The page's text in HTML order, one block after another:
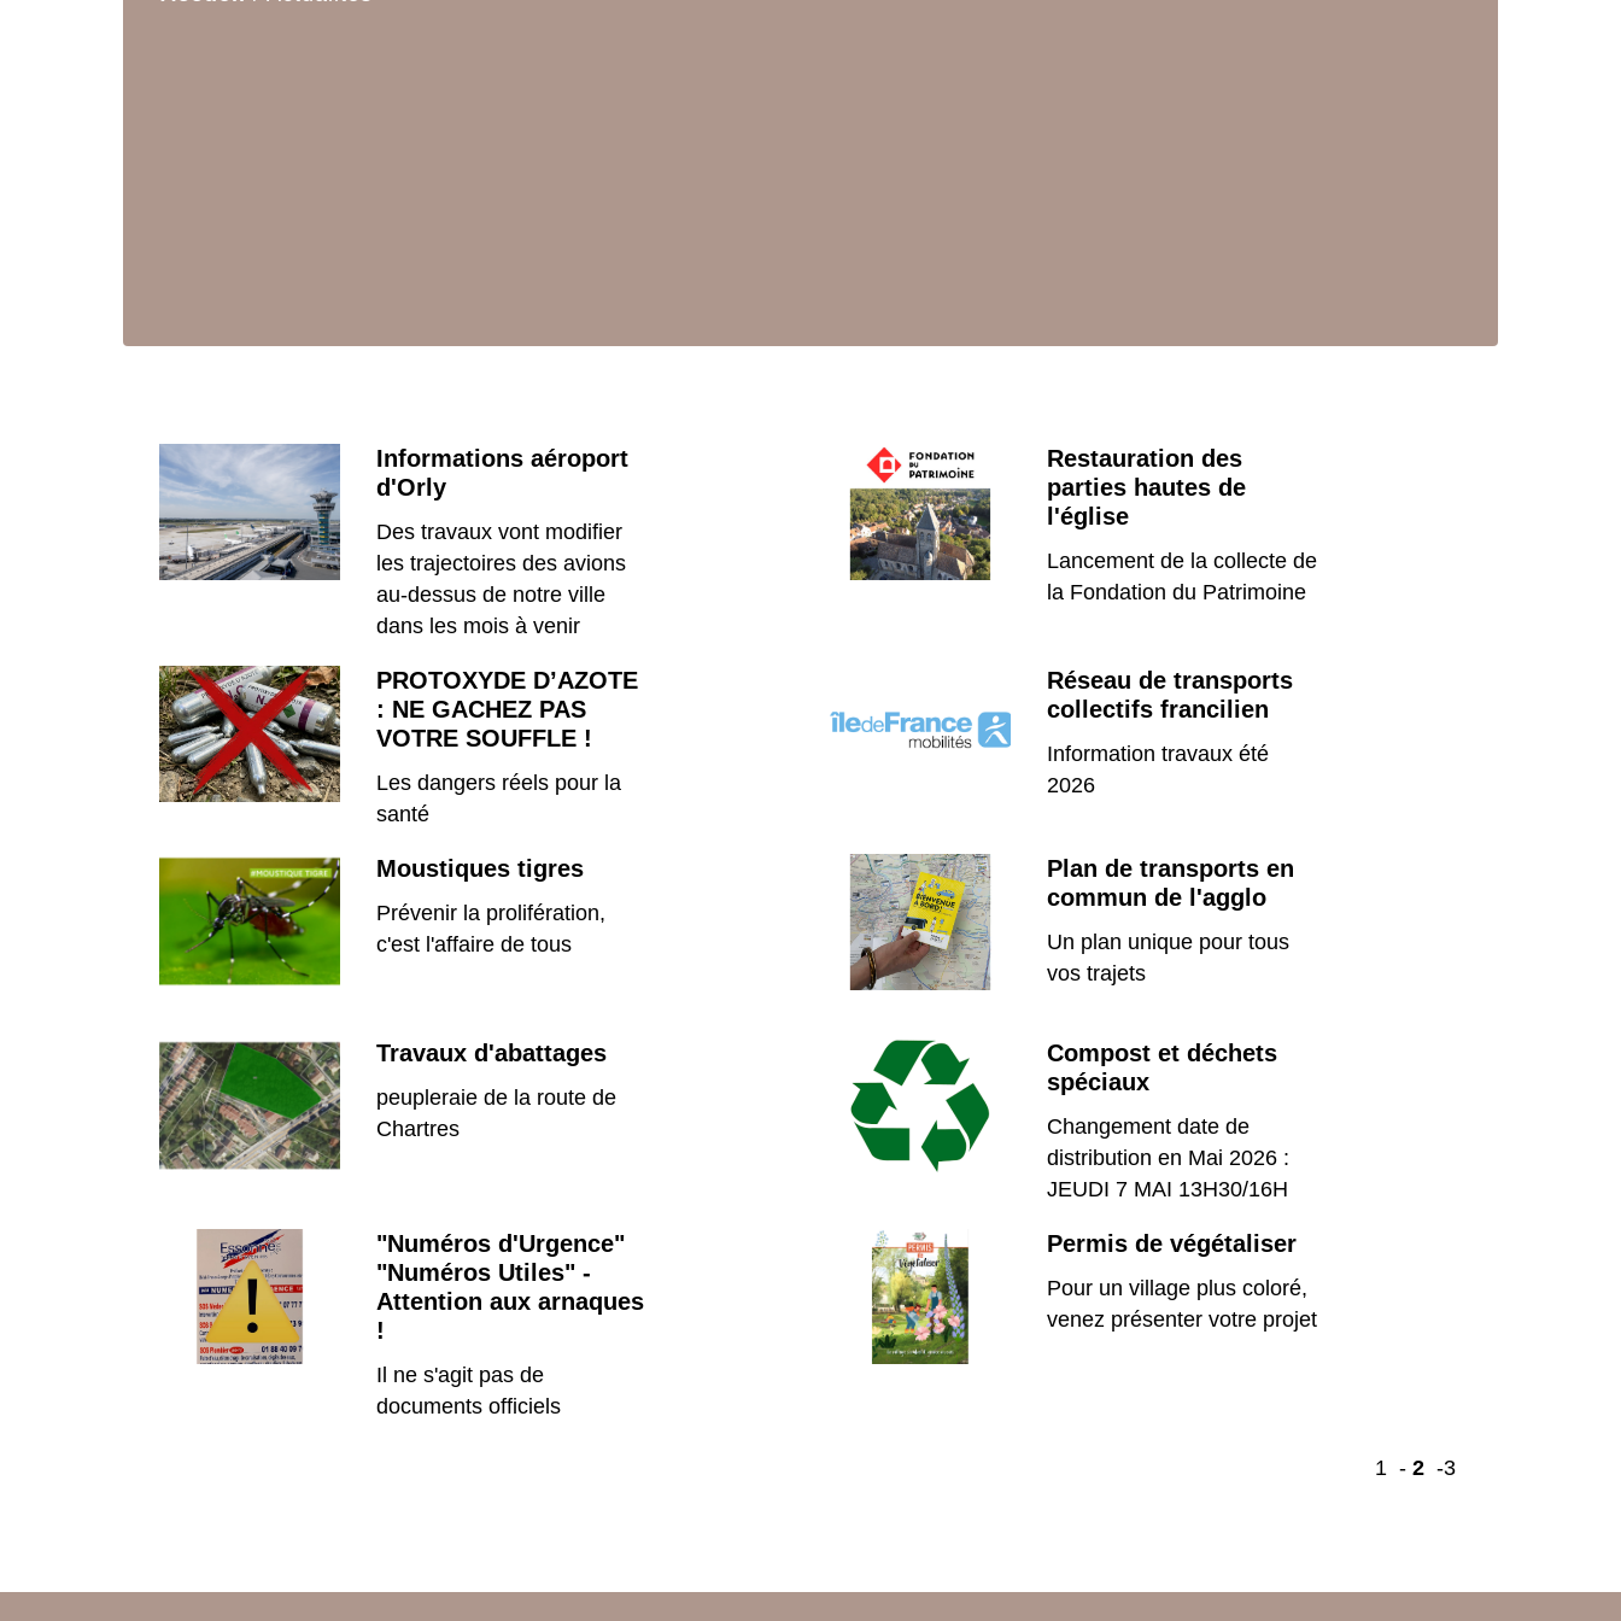
Informations aéroport
d'Orly
Des travaux vont modifier
les trajectoires des avions
au-dessus de notre ville
dans les mois à venir
Restauration des
parties hautes de
l'église
Lancement de la collecte de
la Fondation du Patrimoine
PROTOXYDE D’AZOTE
: NE GACHEZ PAS
VOTRE SOUFFLE !
Les dangers réels pour la
santé
Réseau de transports
collectifs francilien
Information travaux été
2026
Moustiques tigres
Prévenir la prolifération,
c'est l'affaire de tous
Plan de transports en
commun de l'agglo
Un plan unique pour tous
vos trajets
Travaux d'abattages
peupleraie de la route de
Chartres
Compost et déchets
spéciaux
Changement date de
distribution en Mai 2026 :
JEUDI 7 MAI 13H30/16H
"Numéros d'Urgence"
"Numéros Utiles" -
Attention aux arnaques
!
Il ne s'agit pas de
documents officiels
Permis de végétaliser
Pour un village plus coloré,
venez présenter votre projet
1 - 2 -3